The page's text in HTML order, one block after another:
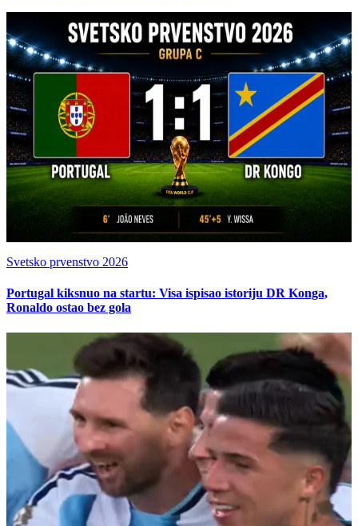
Svetsko prvenstvo 2026
Portugal kiksnuo na startu: Visa ispisao istoriju DR Konga,
Ronaldo ostao bez gola